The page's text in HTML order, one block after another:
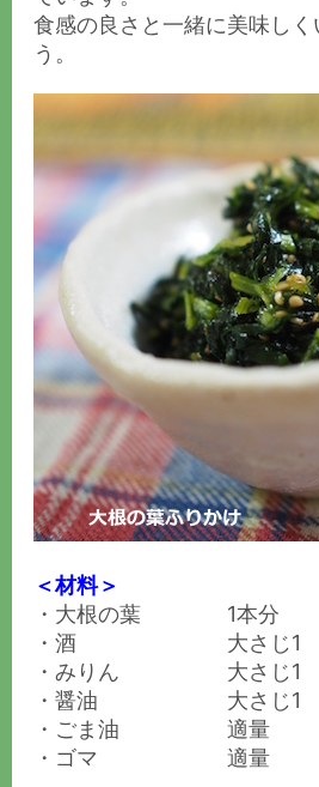
食感の良さと一緒に美味しく
う。
＜材料＞
・大根の葉 1本分
・酒 大さじ1
・みりん 大さじ1
・醤油 大さじ1
・ごま油 適量
・ゴマ 適量